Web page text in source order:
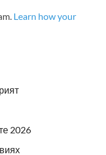
Learn how your
2026